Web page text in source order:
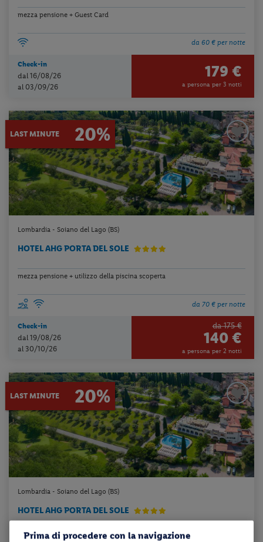
mezza pensione + Guest Card
da 60 € per notte
Check-in
dal 16/08/26
al 03/09/26
179 €
a persona per 3 notti
LAST MINUTE 20%
Lombardia - Soiano del Lago (BS)
HOTEL AHG PORTA DEL SOLE
mezza pensione + utilizzo della piscina scoperta
da 70 € per notte
Check-in
dal 19/08/26
al 30/10/26
da 175 €
140 €
a persona per 2 notti
LAST MINUTE 20%
Lombardia - Soiano del Lago (BS)
HOTEL AHG PORTA DEL SOLE
All Inclusive + utilizzo della piscina scoperta
Prima di procedere con la navigazione